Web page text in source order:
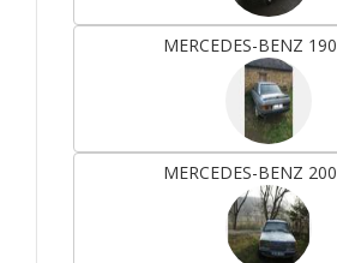
MERCEDES-BENZ 190
MERCEDES-BENZ 200